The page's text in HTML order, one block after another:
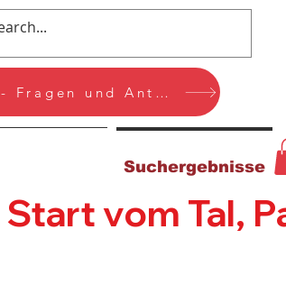
Suchergebnisse
FAQ - Fragen und Antworten
vom Tal,